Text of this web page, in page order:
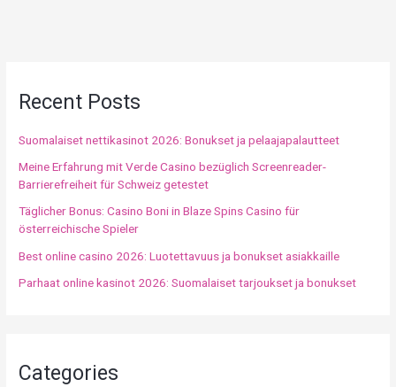
Recent Posts
Suomalaiset nettikasinot 2026: Bonukset ja pelaajapalautteet
Meine Erfahrung mit Verde Casino bezüglich Screenreader-
Barrierefreiheit für Schweiz getestet
Täglicher Bonus: Casino Boni in Blaze Spins Casino für
österreichische Spieler
Best online casino 2026: Luotettavuus ja bonukset asiakkaille
Parhaat online kasinot 2026: Suomalaiset tarjoukset ja bonukset
Categories